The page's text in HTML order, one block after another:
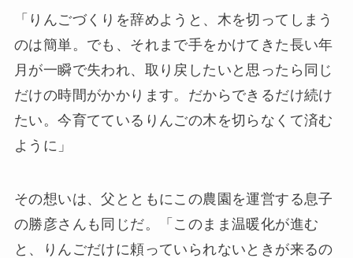
「りんごづくりを辞めようと、木を切ってしまう
のは簡単。でも、それまで手をかけてきた長い年
月が一瞬で失われ、取り戻したいと思ったら同じ
だけの時間がかかります。だからできるだけ続け
たい。今育てているりんごの木を切らなくて済む
ように」
その想いは、父とともにこの農園を運営する息子
の勝彦さんも同じだ。「このまま温暖化が進む
と、りんごだけに頼っていられないときが来るの